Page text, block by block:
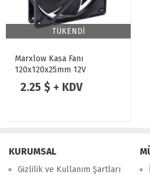
TÜKENDİ
Marxlow Kasa Fanı
120x120x25mm 12V
2.25 $ + KDV
KURUMSAL
Gizlilik ve Kullanım Şartları